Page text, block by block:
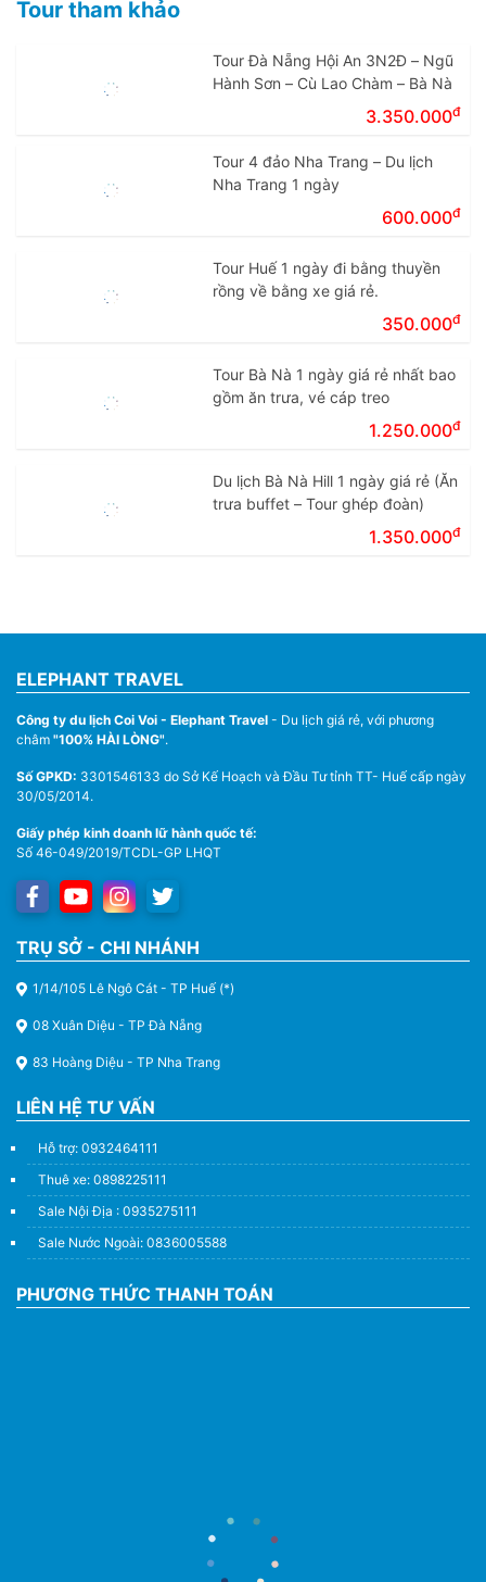
Tour tham khảo
Tour Đà Nẵng Hội An 3N2Đ – Ngũ
Hành Sơn – Cù Lao Chàm – Bà Nà
3.350.000đ
Tour 4 đảo Nha Trang – Du lịch
Nha Trang 1 ngày
600.000đ
Tour Huế 1 ngày đi bằng thuyền
rồng về bằng xe giá rẻ.
350.000đ
Tour Bà Nà 1 ngày giá rẻ nhất bao
gồm ăn trưa, vé cáp treo
1.250.000đ
Du lịch Bà Nà Hill 1 ngày giá rẻ (Ăn
trưa buffet – Tour ghép đoàn)
1.350.000đ
ELEPHANT TRAVEL
Công ty du lịch Coi Voi - Elephant Travel - Du lịch giá rẻ, với phương
châm "100% HÀI LÒNG".
Số GPKD: 3301546133 do Sở Kế Hoạch và Đầu Tư tỉnh TT- Huế cấp ngày
30/05/2014.
Giấy phép kinh doanh lữ hành quốc tế:
Số 46-049/2019/TCDL-GP LHQT
TRỤ SỞ - CHI NHÁNH
1/14/105 Lê Ngô Cát - TP Huế (*)
08 Xuân Diệu - TP Đà Nẵng
83 Hoàng Diệu - TP Nha Trang
LIÊN HỆ TƯ VẤN
Hỗ trợ: 0932464111
Thuê xe: 0898225111
Sale Nội Địa : 0935275111
Sale Nước Ngoài: 0836005588
PHƯƠNG THỨC THANH TOÁN